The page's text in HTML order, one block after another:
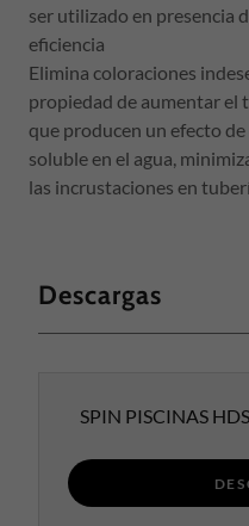
ser utilizado en presencia
eficiencia
Elimina coloraciones
propiedad de aumentar el
que producen un efecto
soluble en el agua,
las incrustaciones en
Descargas
SPIN PISCINAS